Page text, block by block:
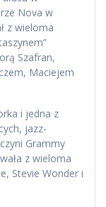
Nova w
z wieloma
Szafran,
Maciejem
i jedna z
jazz-
Grammy
z wieloma
Stevie Wonder i